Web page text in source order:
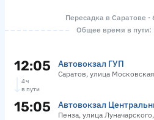
Пересадка в Саратове ·
Общее время в пути:
12:05 Автовокзал ГУП
Саратов, улица
4 ч
в пути
15:05 Автовокзал
Пенза, улица